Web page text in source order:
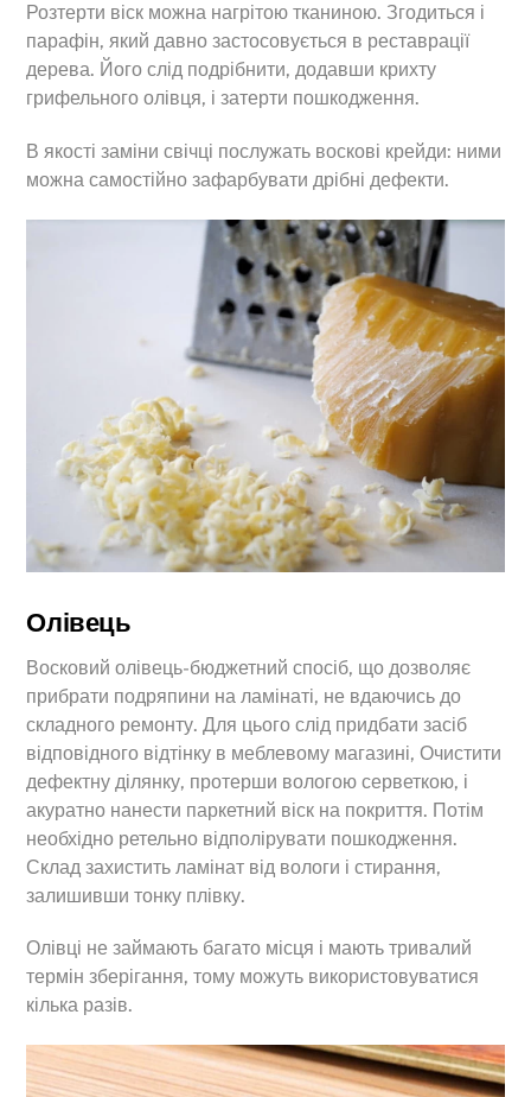
Розтерти віск можна нагрітою тканиною. Згодиться і
парафін, який давно застосовується в реставрації
дерева. Його слід подрібнити, додавши крихту
грифельного олівця, і затерти пошкодження.
В якості заміни свічці послужать воскові крейди: ними
можна самостійно зафарбувати дрібні дефекти.
Олівець
Восковий олівець-бюджетний спосіб, що дозволяє
прибрати подряпини на ламінаті, не вдаючись до
складного ремонту. Для цього слід придбати засіб
відповідного відтінку в меблевому магазині, Очистити
дефектну ділянку, протерши вологою серветкою, і
акуратно нанести паркетний віск на покриття. Потім
необхідно ретельно відполірувати пошкодження.
Склад захистить ламінат від вологи і стирання,
залишивши тонку плівку.
Олівці не займають багато місця і мають тривалий
термін зберігання, тому можуть використовуватися
кілька разів.